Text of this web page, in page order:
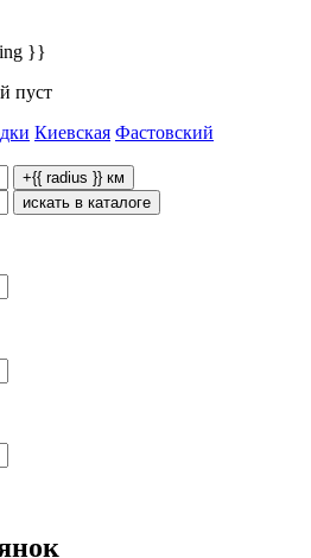
}}
пуст
Киевская Фастовский
+{{ radius }} км
искать в каталоге